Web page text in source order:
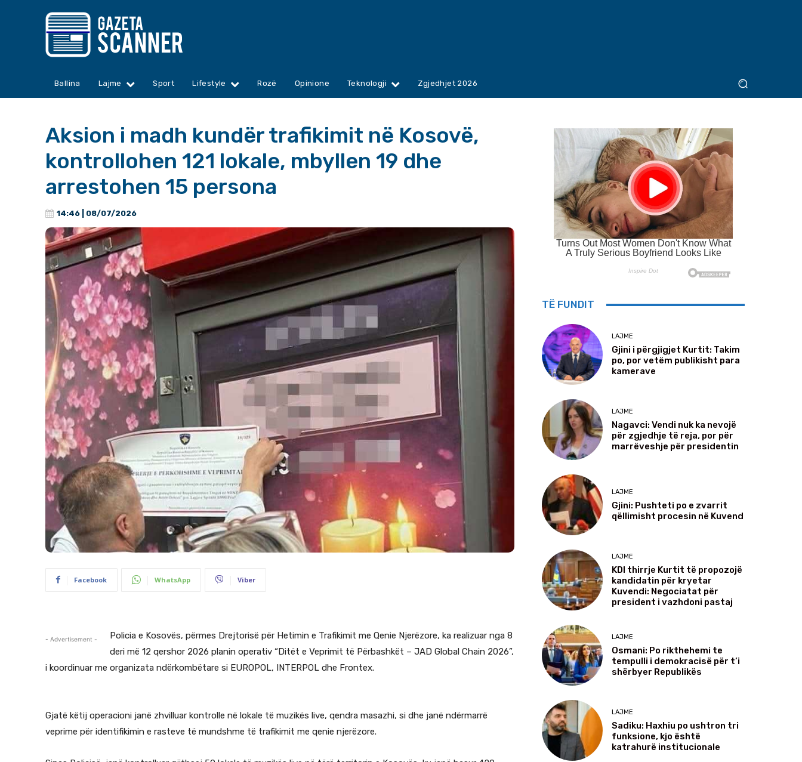
Ballina Lajme Sport Lifestyle Rozë Opinione Teknologji Zgjedhjet 2026
Aksion i madh kundër trafikimit në Kosovë,
kontrollohen 121 lokale, mbyllen 19 dhe
arrestohen 15 persona
14:46 | 08/07/2026
Facebook WhatsApp Viber
- Advertisement -
Policia e Kosovës, përmes Drejtorisë për Hetimin e Trafikimit me Qenie Njerëzore, ka realizuar nga 8
deri më 12 qershor 2026 planin operativ “Ditët e Veprimit të Përbashkët – JAD Global Chain 2026”,
i koordinuar me organizata ndërkombëtare si EUROPOL, INTERPOL dhe Frontex.
Gjatë këtij operacioni janë zhvilluar kontrolle në lokale të muzikës live, qendra masazhi, si dhe janë ndërmarrë
veprime për identifikimin e rasteve të mundshme të trafikimit me qenie njerëzore.
TË FUNDIT
LAJME
Gjini i përgjigjet Kurtit: Takim
po, por vetëm publikisht para
kamerave
LAJME
Nagavci: Vendi nuk ka nevojë
për zgjedhje të reja, por për
marrëveshje për presidentin
LAJME
Gjini: Pushteti po e zvarrit
qëllimisht procesin në Kuvend
LAJME
KDI thirrje Kurtit të propozojë
kandidatin për kryetar
Kuvendi: Negociatat për
president i vazhdoni pastaj
LAJME
Osmani: Po rikthehemi te
tempulli i demokracisë për t’i
shërbyer Republikës
LAJME
Sadiku: Haxhiu po ushtron tri
funksione, kjo është
katrahurë institucionale